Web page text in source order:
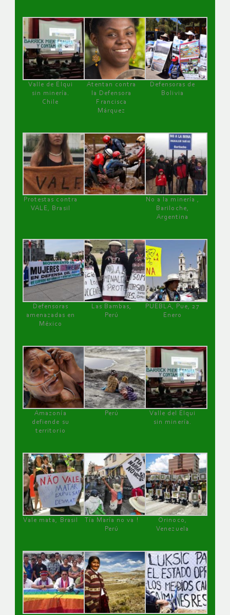
Valle de Elqui
sin minería.
Chile
Atentan contra
la Defensora
Francisca
Márquez
Defensoras de
Bolivia
Protestas contra
VALE, Brasil
No a la minería ,
Bariloche,
Argentina
Defensoras
amenazadas en
México
Las Bambas,
Perú
PUEBLA, Pue, 27
Enero
Amazonía
defiende su
territorio
Perú
Valle del Elqui
sin minería.
Vale mata, Brasil
Tía María no va !
Perú
Orinoco,
Venezuela